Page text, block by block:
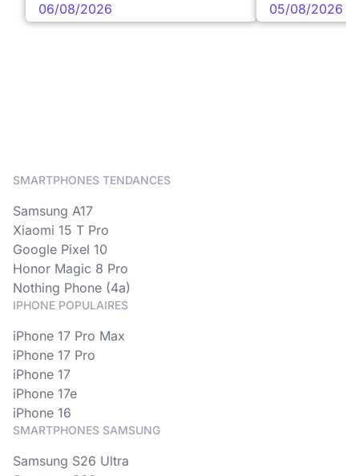
06/08/2026 05/08/2026
SMARTPHONES TENDANCES
Samsung A17
Xiaomi 15 T Pro
Google Pixel 10
Honor Magic 8 Pro
Nothing Phone (4a)
IPHONE POPULAIRES
iPhone 17 Pro Max
iPhone 17 Pro
iPhone 17
iPhone 17e
iPhone 16
SMARTPHONES SAMSUNG
Samsung S26 Ultra